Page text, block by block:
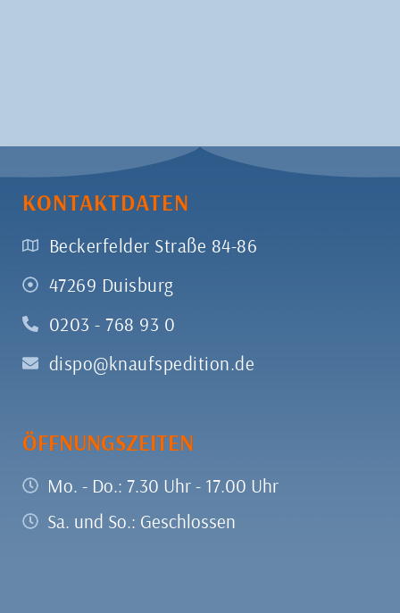
KONTAKTDATEN
Beckerfelder Straße 84-86
47269 Duisburg
0203 - 768 93 0
dispo@knaufspedition.de
ÖFFNUNGSZEITEN
Mo. - Do.: 7.30 Uhr - 17.00 Uhr
Sa. und So.: Geschlossen